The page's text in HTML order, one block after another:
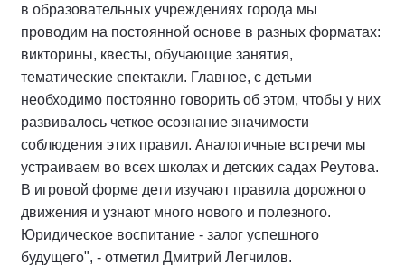
в образовательных учреждениях города мы
проводим на постоянной основе в разных форматах:
викторины, квесты, обучающие занятия,
тематические спектакли. Главное, с детьми
необходимо постоянно говорить об этом, чтобы у них
развивалось четкое осознание значимости
соблюдения этих правил. Аналогичные встречи мы
устраиваем во всех школах и детских садах Реутова.
В игровой форме дети изучают правила дорожного
движения и узнают много нового и полезного.
Юридическое воспитание - залог успешного
будущего", - отметил Дмитрий Легчилов.